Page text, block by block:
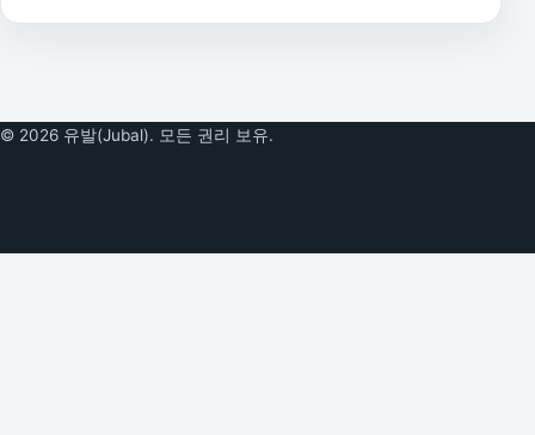
© 2026 유발(Jubal). 모든 권리 보유.